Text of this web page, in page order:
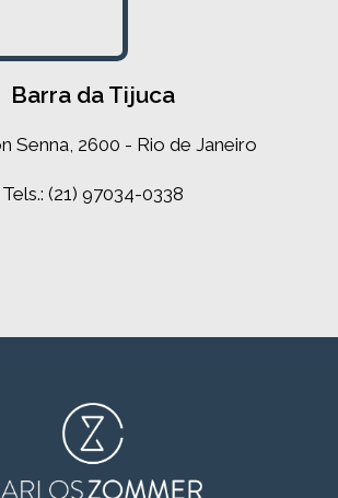
Barra da Tijuca
Senna, 2600 - Rio de Janeiro
Tels.: (21) 97034-0338